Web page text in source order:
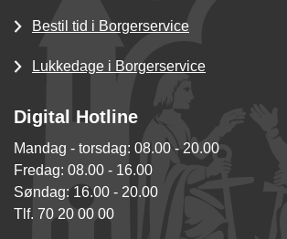
Bestil tid i Borgerservice
Lukkedage i Borgerservice
Digital Hotline
Mandag - torsdag: 08.00 - 20.00
Fredag: 08.00 - 16.00
Søndag: 16.00 - 20.00
Tlf. 70 20 00 00